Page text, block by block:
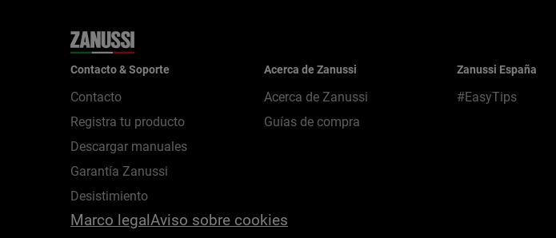
Contacto & Soporte
Contacto
Registra tu producto
Descargar manuales
Garantía Zanussi
Desistimiento
Acerca de Zanussi
Acerca de Zanussi
Guías de compra
Zanussi España
#EasyTips
Marco legalAviso sobre cookies